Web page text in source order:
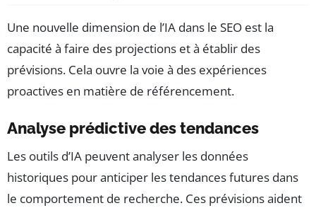
Une nouvelle dimension de l’IA dans le SEO est la
capacité à faire des projections et à établir des
prévisions. Cela ouvre la voie à des expériences
proactives en matière de référencement.
Analyse prédictive des tendances
Les outils d’IA peuvent analyser les données
historiques pour anticiper les tendances futures dans
le comportement de recherche. Ces prévisions aident